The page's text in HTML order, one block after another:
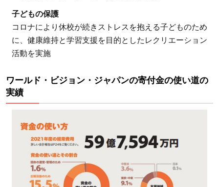
子どもの保護
コロナにより休校が続きストレスを抱える子どものため
に、健康維持と学習支援を目的としたレクリエーション
活動を実施
ワールド・ビジョン・ジャパンの寄付金の使い道の
実績